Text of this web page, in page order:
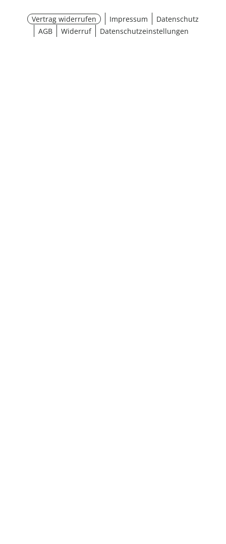
Vertrag widerrufen Impressum
Datenschutz
AGB
Widerruf Datenschutzeinstellungen